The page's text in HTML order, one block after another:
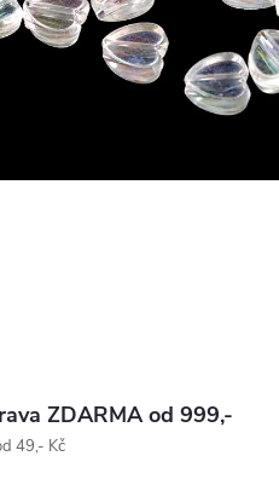
ZDARMA od 999,-
49,- Kč